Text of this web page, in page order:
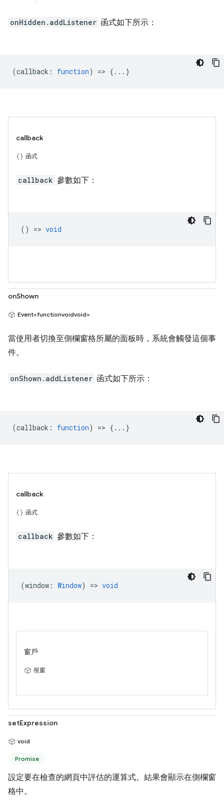
onHidden.addListener 函式如下所示：
(callback : function) => {...}
callback
函式
callback 參數如下：
() => void
onShown
Event<functionvoidvoid>
當使用者切換至側欄窗格所屬的面板時，系統會觸發這個事
件。
onShown.addListener 函式如下所示：
(callback : function) => {...}
callback
函式
callback 參數如下：
(window : Window) => void
窗戶
視窗
setExpression
void
Promise
設定要在檢查的網頁中評估的運算式。結果會顯示在側欄窗
格中。